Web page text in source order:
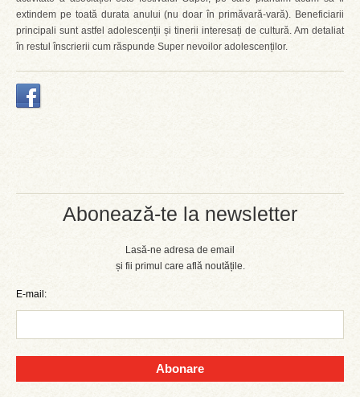
Abonează-te la newsletter
Lasă-ne adresa de email
și fii primul care află noutățile.
E-mail:
Abonare
extindem pe toată durata anului (nu doar în primăvară-vară). Beneficiarii
principali sunt astfel adolescenții și tinerii interesați de cultură. Am detaliat
în restul înscrierii cum răspunde Super nevoilor adolescenților.